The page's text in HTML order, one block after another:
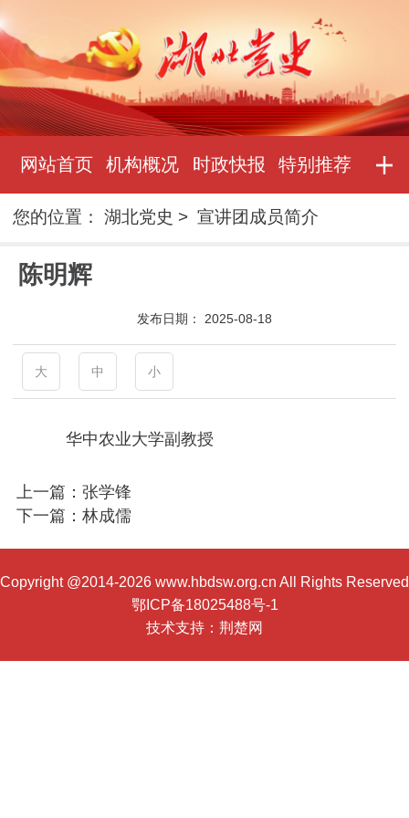
网站首页 机构概况 时政快报 特别推荐
您的位置：湖北党史 >宣讲团成员简介
陈明辉
发布日期： 2025-08-18
大 中 小
华中农业大学副教授
上一篇：张学锋
下一篇：林成儒
Copyright @2014-2026 www.hbdsw.org.cn All Rights Reserved
鄂ICP备18025488号-1
技术支持： 荆楚网